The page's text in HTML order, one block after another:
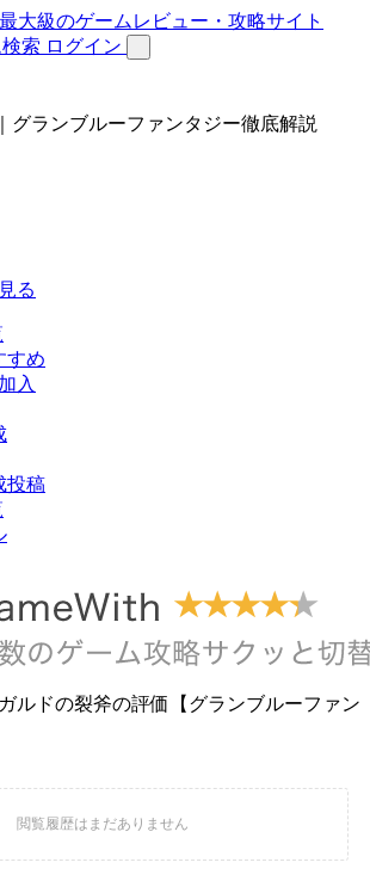
索 ログイン
グランブルーファンタジー徹底解説
る
すめ
入
投稿
ルドの裂斧の評価【グランブルーファン